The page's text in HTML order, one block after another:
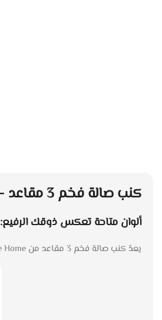
كنب صالة فخم 3 مقاعد – ألوان متعددة: إضافة ساحرة لمنزلك
ألوان متاحة تعكس ذوقك الرفيع:
يعدّ كنب صالة فخم 3 مقاعد من Style Home إضافة لا غنى عنها لأي مساحة داخلية. متوفرة بألوان متعددة تشمل الأسود، الأحمر خدود، والزمرد، تناسب كل منها أذواق الأفراد المتنوعة.